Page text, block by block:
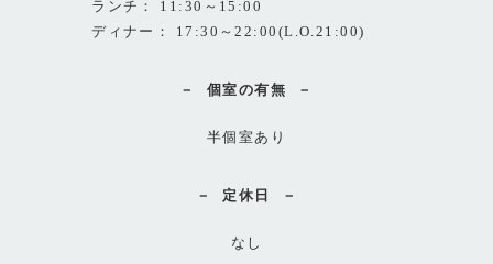
ランチ： 11:30～15:00
ディナー： 17:30～22:00(L.O.21:00)
個室の有無
半個室あり
定休日
なし